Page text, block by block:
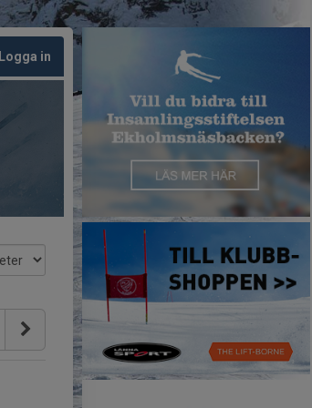
Logga in